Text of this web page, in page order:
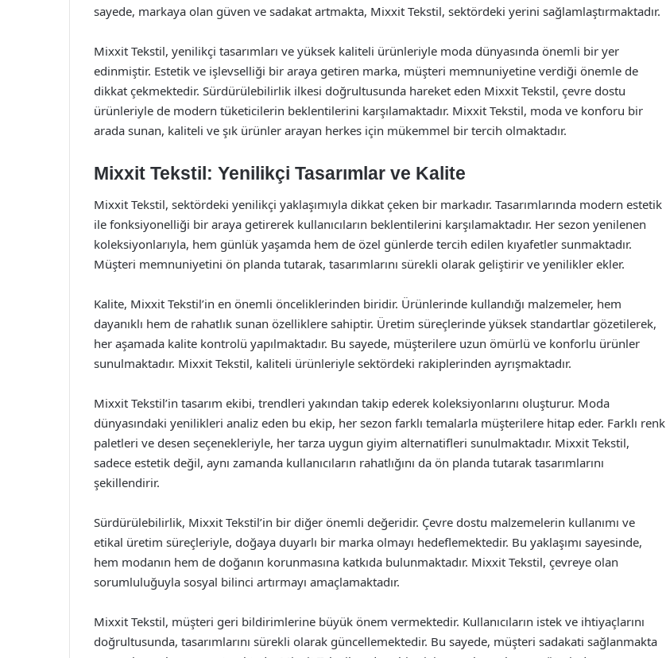
sayede, markaya olan güven ve sadakat artmakta, Mixxit Tekstil, sektördeki yerini sağlamlaştırmaktadır.
Mixxit Tekstil, yenilikçi tasarımları ve yüksek kaliteli ürünleriyle moda dünyasında önemli bir yer
edinmiştir. Estetik ve işlevselliği bir araya getiren marka, müşteri memnuniyetine verdiği önemle de
dikkat çekmektedir. Sürdürülebilirlik ilkesi doğrultusunda hareket eden Mixxit Tekstil, çevre dostu
ürünleriyle de modern tüketicilerin beklentilerini karşılamaktadır. Mixxit Tekstil, moda ve konforu bir
arada sunan, kaliteli ve şık ürünler arayan herkes için mükemmel bir tercih olmaktadır.
Mixxit Tekstil: Yenilikçi Tasarımlar ve Kalite
Mixxit Tekstil, sektördeki yenilikçi yaklaşımıyla dikkat çeken bir markadır. Tasarımlarında modern estetik
ile fonksiyonelliği bir araya getirerek kullanıcıların beklentilerini karşılamaktadır. Her sezon yenilenen
koleksiyonlarıyla, hem günlük yaşamda hem de özel günlerde tercih edilen kıyafetler sunmaktadır.
Müşteri memnuniyetini ön planda tutarak, tasarımlarını sürekli olarak geliştirir ve yenilikler ekler.
Kalite, Mixxit Tekstil’in en önemli önceliklerinden biridir. Ürünlerinde kullandığı malzemeler, hem
dayanıklı hem de rahatlık sunan özelliklere sahiptir. Üretim süreçlerinde yüksek standartlar gözetilerek,
her aşamada kalite kontrolü yapılmaktadır. Bu sayede, müşterilere uzun ömürlü ve konforlu ürünler
sunulmaktadır. Mixxit Tekstil, kaliteli ürünleriyle sektördeki rakiplerinden ayrışmaktadır.
Mixxit Tekstil’in tasarım ekibi, trendleri yakından takip ederek koleksiyonlarını oluşturur. Moda
dünyasındaki yenilikleri analiz eden bu ekip, her sezon farklı temalarla müşterilere hitap eder. Farklı renk
paletleri ve desen seçenekleriyle, her tarza uygun giyim alternatifleri sunulmaktadır. Mixxit Tekstil,
sadece estetik değil, aynı zamanda kullanıcıların rahatlığını da ön planda tutarak tasarımlarını
şekillendirir.
Sürdürülebilirlik, Mixxit Tekstil’in bir diğer önemli değeridir. Çevre dostu malzemelerin kullanımı ve
etikal üretim süreçleriyle, doğaya duyarlı bir marka olmayı hedeflemektedir. Bu yaklaşımı sayesinde,
hem modanın hem de doğanın korunmasına katkıda bulunmaktadır. Mixxit Tekstil, çevreye olan
sorumluluğuyla sosyal bilinci artırmayı amaçlamaktadır.
Mixxit Tekstil, müşteri geri bildirimlerine büyük önem vermektedir. Kullanıcıların istek ve ihtiyaçlarını
doğrultusunda, tasarımlarını sürekli olarak güncellemektedir. Bu sayede, müşteri sadakati sağlanmakta